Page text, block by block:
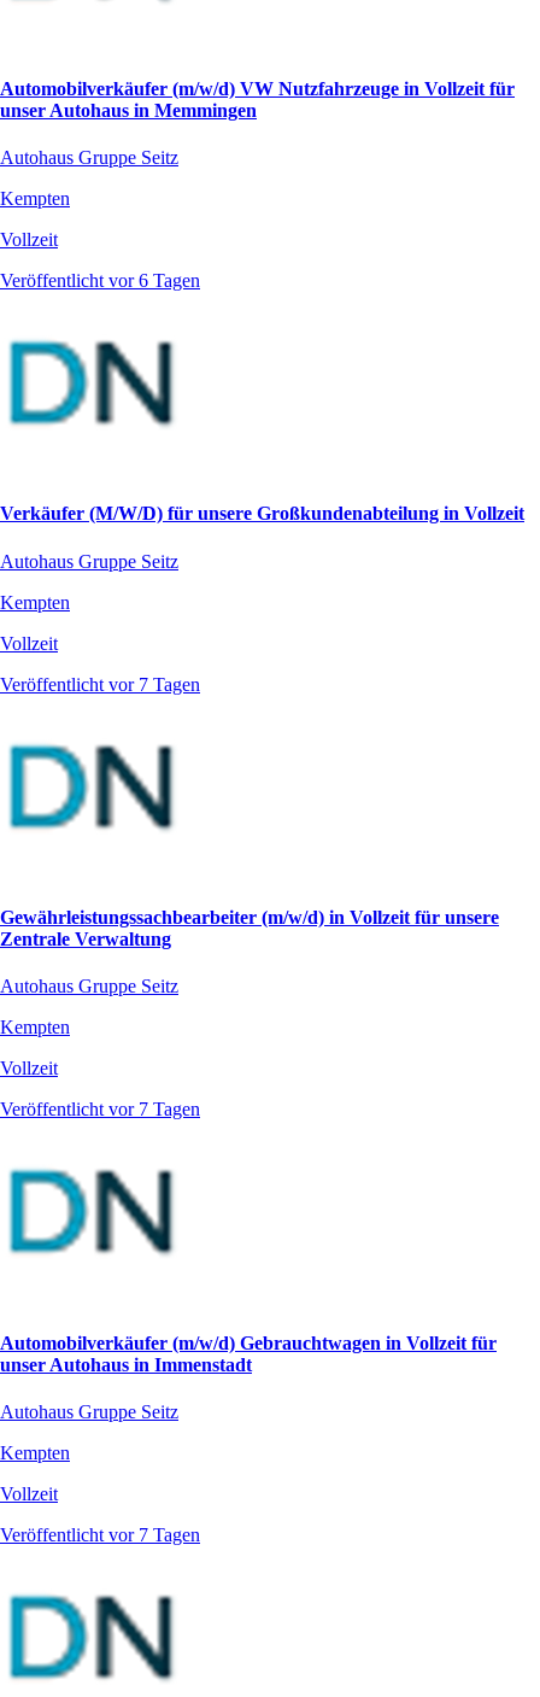
Automobilverkäufer (m/w/d) VW Nutzfahrzeuge in Vollzeit für
unser Autohaus in Memmingen
Autohaus Gruppe Seitz
Kempten
Vollzeit
Veröffentlicht vor 6 Tagen
Verkäufer (M/W/D) für unsere Großkundenabteilung in Vollzeit
Autohaus Gruppe Seitz
Kempten
Vollzeit
Veröffentlicht vor 7 Tagen
Gewährleistungssachbearbeiter (m/w/d) in Vollzeit für unsere
Zentrale Verwaltung
Autohaus Gruppe Seitz
Kempten
Vollzeit
Veröffentlicht vor 7 Tagen
Automobilverkäufer (m/w/d) Gebrauchtwagen in Vollzeit für
unser Autohaus in Immenstadt
Autohaus Gruppe Seitz
Kempten
Vollzeit
Veröffentlicht vor 7 Tagen